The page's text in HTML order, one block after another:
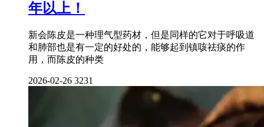
年以上！
新会陈皮是一种理气型药材，但是同样的它对于呼吸道
和肺部也是有一定的好处的，能够起到镇咳祛痰的作
用，而陈皮的种类
2026-02-26 3231